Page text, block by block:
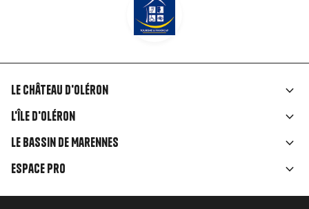
Liens
rubriques
Le Château d'Oléron
L'île d'Oléron
Le Bassin de Marennes
Espace Pro